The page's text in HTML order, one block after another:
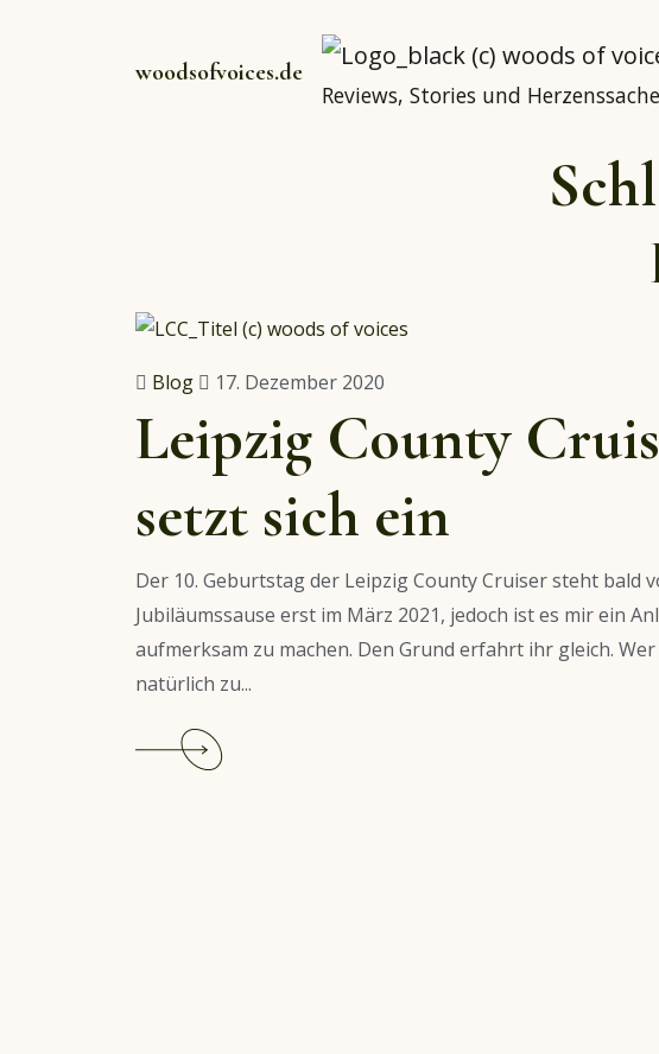
woodsofvoices.de
Reviews, Stories und
Blog 17. Dezember 2020
Leipzig County
setzt sich ein
Der 10. Geburtstag der Leipzig County Cruiser steht bald
Jubiläumssause erst im März 2021, jedoch ist es mir ein
aufmerksam zu machen. Den Grund erfahrt ihr gleich.
natürlich zu...